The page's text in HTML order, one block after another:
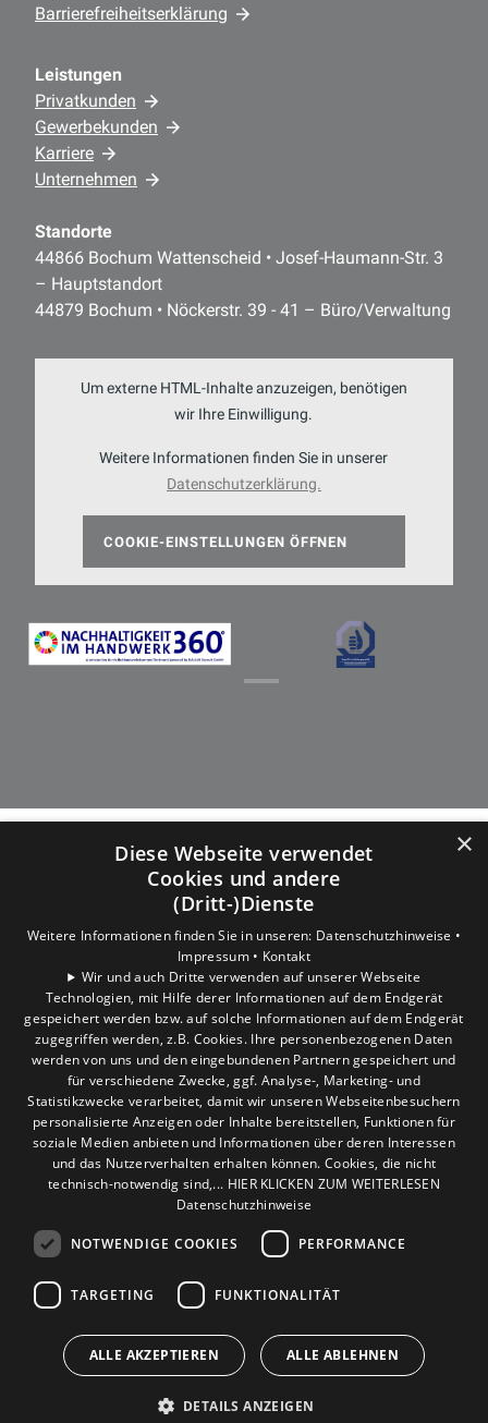
Barrierefreiheitserklärung
Leistungen
Privatkunden
Gewerbekunden
Karriere
Unternehmen
Standorte
44866 Bochum Wattenscheid • Josef-Haumann-Str. 3
– Hauptstandort
44879 Bochum • Nöckerstr. 39 - 41 – Büro/Verwaltung
Um externe HTML-Inhalte anzuzeigen, benötigen
wir Ihre Einwilligung.
Weitere Informationen finden Sie in unserer
Datenschutzerklärung.
COOKIE-EINSTELLUNGEN ÖFFNEN
×
Diese Webseite verwendet
Cookies und andere
(Dritt-)Dienste
Weitere Informationen finden Sie in unseren: Datenschutzhinweise •
Impressum • Kontakt
Wir und auch Dritte verwenden auf unserer Webseite
Technologien, mit Hilfe derer Informationen auf dem Endgerät
gespeichert werden bzw. auf solche Informationen auf dem Endgerät
zugegriffen werden, z.B. Cookies. Ihre personenbezogenen Daten
werden von uns und den eingebundenen Partnern gespeichert und
für verschiedene Zwecke, ggf. Analyse-, Marketing- und
Statistikzwecke verarbeitet, damit wir unseren Webseitenbesuchern
personalisierte Anzeigen oder Inhalte bereitstellen, Funktionen für
soziale Medien anbieten und Informationen über deren Interessen
und das Nutzerverhalten erhalten können. Cookies, die nicht
technisch-notwendig sind,... HIER KLICKEN ZUM WEITERLESEN
Datenschutzhinweise
NOTWENDIGE COOKIES PERFORMANCE
TARGETING FUNKTIONALITÄT
ALLE AKZEPTIEREN ALLE ABLEHNEN
DETAILS ANZEIGEN